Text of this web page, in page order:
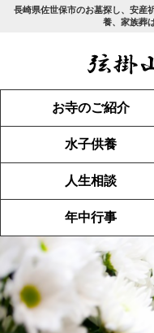
長崎県佐世保市のお墓探し、安産
養、家族葬
お寺のご紹介
水子供養
人生相談
年中行事